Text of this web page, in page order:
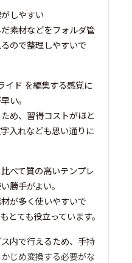
しやすい
素材などをフォルダ管
ので整理しやすいで
ド を編集する感覚に
い。
め、習得コストがほと
入れなども思い通りに
べて質の高いテンプレ
勝手がよい。
が多く使いやすいで
とても役立っています。
内で行えるため、手持
じめ変換する必要がな